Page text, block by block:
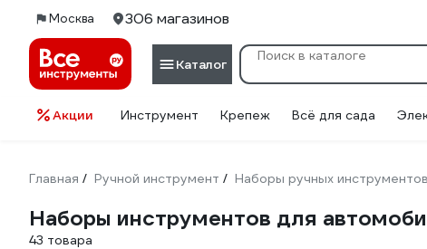
Москва 306 магазинов
Каталог
Акции Инструмент Крепеж Всё для сада
Главная / Ручной инструмент / Наборы ручных инструментов
Наборы инструментов для
43 товара